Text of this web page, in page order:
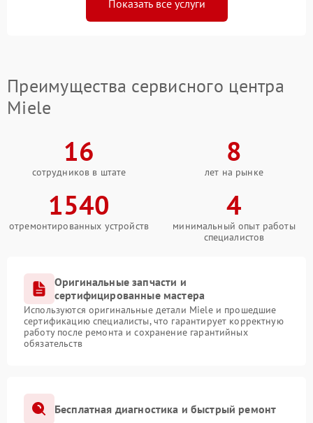
Показать все услуги
Преимущества сервисного центра
Miele
16
сотрудников в штате
8
лет на рынке
1540
отремонтированных устройств
4
минимальный опыт работы
специалистов
Оригинальные запчасти и
сертифицированные мастера
Используются оригинальные детали Miele и прошедшие
сертификацию специалисты, что гарантирует корректную
работу после ремонта и сохранение гарантийных
обязательств
Бесплатная диагностика и быстрый ремонт